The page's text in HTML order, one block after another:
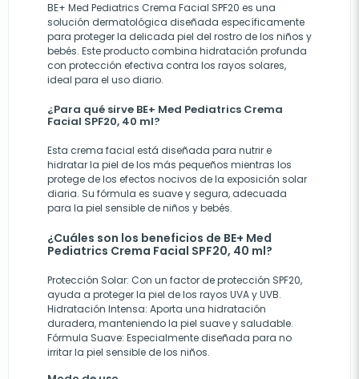
BE+ Med Pediatrics Crema Facial SPF20 es una
solución dermatológica diseñada específicamente
para proteger la delicada piel del rostro de los niños y
bebés. Este producto combina hidratación profunda
con protección efectiva contra los rayos solares,
ideal para el uso diario.
¿Para qué sirve BE+ Med Pediatrics Crema
Facial SPF20, 40 ml?
Esta crema facial está diseñada para nutrir e
hidratar la piel de los más pequeños mientras los
protege de los efectos nocivos de la exposición solar
diaria. Su fórmula es suave y segura, adecuada
para la piel sensible de niños y bebés.
¿Cuáles son los beneficios de BE+ Med
Pediatrics Crema Facial SPF20, 40 ml?
Protección Solar: Con un factor de protección SPF20,
ayuda a proteger la piel de los rayos UVA y UVB.
Hidratación Intensa: Aporta una hidratación
duradera, manteniendo la piel suave y saludable.
Fórmula Suave: Especialmente diseñada para no
irritar la piel sensible de los niños.